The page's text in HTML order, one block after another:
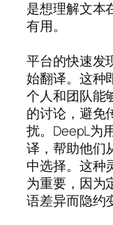
是想理解文本
有用。
平台的快速发
始翻译。这种
个人和团队能
的讨论，避免
扰。DeepL为
译，帮助他们
中选择。这种
为重要，因为
语差异而隐约